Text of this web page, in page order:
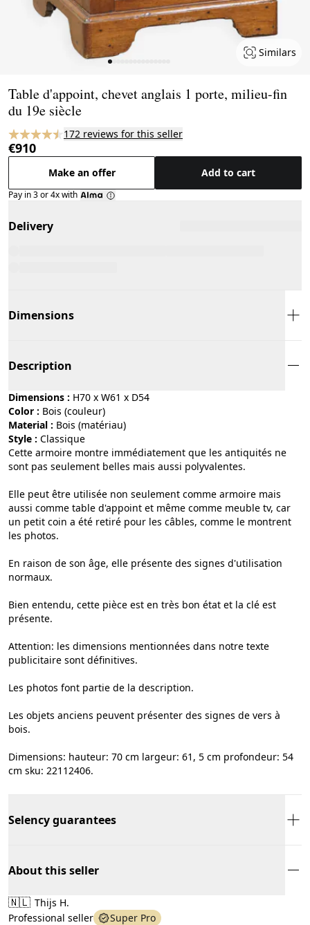
Similars
Table d'appoint, chevet anglais 1 porte, milieu-fin
du 19e siècle
172 reviews for this seller
€910
Make an offer Add to cart
Pay in 3 or 4x with
Delivery
Dimensions
Description
Dimensions : H70 x W61 x D54
Color :
bois (couleur)
Material :
bois (matériau)
Style :
classique
Cette armoire montre immédiatement que les antiquités ne
sont pas seulement belles mais aussi polyvalentes.
Elle peut être utilisée non seulement comme armoire mais
aussi comme table d'appoint et même comme meuble tv, car
un petit coin a été retiré pour les câbles, comme le montrent
les photos.
En raison de son âge, elle présente des signes d'utilisation
normaux.
Bien entendu, cette pièce est en très bon état et la clé est
présente.
Attention: les dimensions mentionnées dans notre texte
publicitaire sont définitives.
Les photos font partie de la description.
Les objets anciens peuvent présenter des signes de vers à
bois.
Dimensions: hauteur: 70 cm largeur: 61, 5 cm profondeur: 54
cm sku: 22112406.
Selency guarantees
About this seller
🇳🇱 Thijs H.
Professional seller
Super Pro